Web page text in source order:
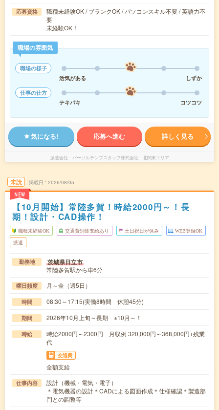
応募資格
職種未経験OK / ブランクOK / パソコンスキル不要 / 英語力不
要
未経験OK！
職場の雰囲気
職場の様子
活気がある
しずか
仕事の仕方
テキパキ
コツコツ
気になる! 応募へ進む 詳しく見る
派遣会社 パーソルテンプスタッフ株式会社 北関東エリア
未読
NEW
掲載日 2026/08/05
【10月開始】常陸多賀！時給2000円～！長
期！設計・CAD操作！
職種未経験OK 交通費別途支給あり 土日祝日が休み WEB登録OK
派遣
勤務地 茨城県日立市
常陸多賀駅から車6分
曜日頻度 月～金（週5日）
時間 08:30～17:15(実働8時間 休憩45分)
期間 2026年10月上旬～長期 ※10月～！
時給
時給2000円～2300円 月収例 320,000円～368,000円+残業
代
交通費
全額支給
仕事内容
設計（機械・電気・電子）
＊電気機器の設計＊CADによる図面作成＊仕様確認＊製造部
門との調整等